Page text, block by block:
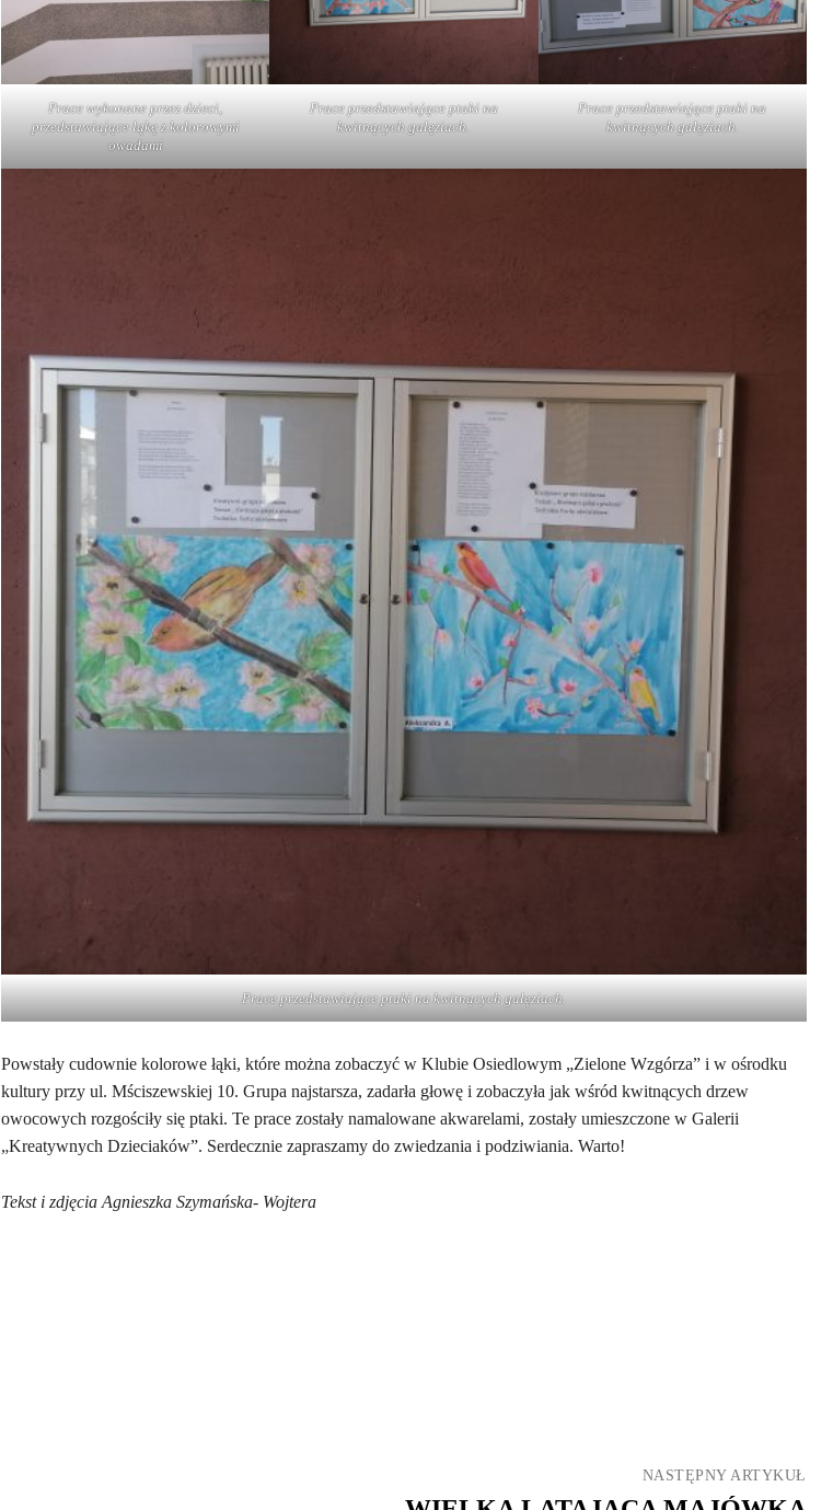
Prace wykonane przez dzieci,
przedstawiające łąkę z kolorowymi
owadami
Prace przedstawiające ptaki na
kwitnących gałęziach.
Prace przedstawiające ptaki na
kwitnących gałęziach.
Prace przedstawiające ptaki na kwitnących gałęziach.
Powstały cudownie kolorowe łąki, które można zobaczyć w Klubie Osiedlowym „Zielone Wzgórza” i w ośrodku
kultury przy ul. Mściszewskiej 10. Grupa najstarsza, zadarła głowę i zobaczyła jak wśród kwitnących drzew
owocowych rozgościły się ptaki. Te prace zostały namalowane akwarelami, zostały umieszczone w Galerii
„Kreatywnych Dzieciaków”. Serdecznie zapraszamy do zwiedzania i podziwiania. Warto!
Tekst i zdjęcia Agnieszka Szymańska- Wojtera
NASTĘPNY ARTYKUŁ